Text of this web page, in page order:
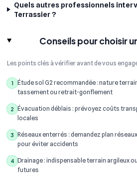
Quels autres professionnels
Terrassier ?
Conseils pour choisir
Les points clés à vérifier avant de vous
1
Étude sol G2 recommandée : nature
tassement ou retrait-gonflement
2
Évacuation déblais : prévoyez coûts
locales
3
Réseaux enterrés : demandez plan
pour éviter accidents
4 Drainage : indispensable terrain argileux
futures